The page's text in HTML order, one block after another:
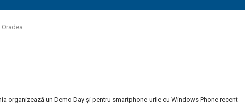
Oradea
organizează un Demo Day și pentru smartphone-urile cu Windows Phone recent